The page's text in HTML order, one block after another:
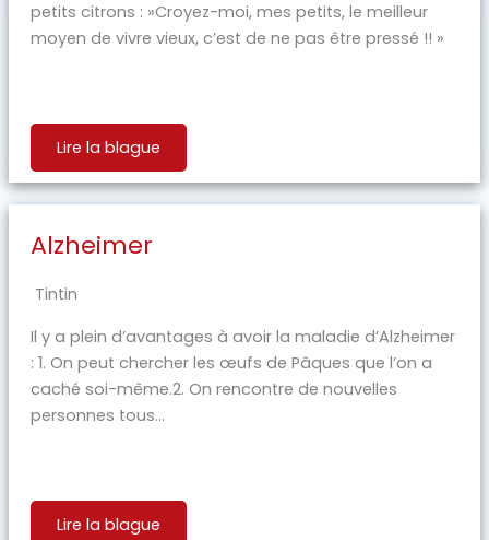
petits citrons : »Croyez-moi, mes petits, le meilleur
moyen de vivre vieux, c’est de ne pas être pressé !! »
Lire la blague
Alzheimer
Tintin
Il y a plein d’avantages à avoir la maladie d’Alzheimer
: 1. On peut chercher les œufs de Pâques que l’on a
caché soi-même.2. On rencontre de nouvelles
personnes tous...
Lire la blague